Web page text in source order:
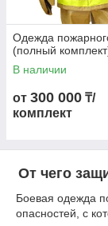
Боевая
комплектация)
БОП-1 - это
используется
комплектацию
Куртка и
материалов,
защищает
теплового
Перчатки
Одежда
(полный
В наличии
от 300 000 ₸/
комплект
От чего
Боевая одежда
опасностей, с